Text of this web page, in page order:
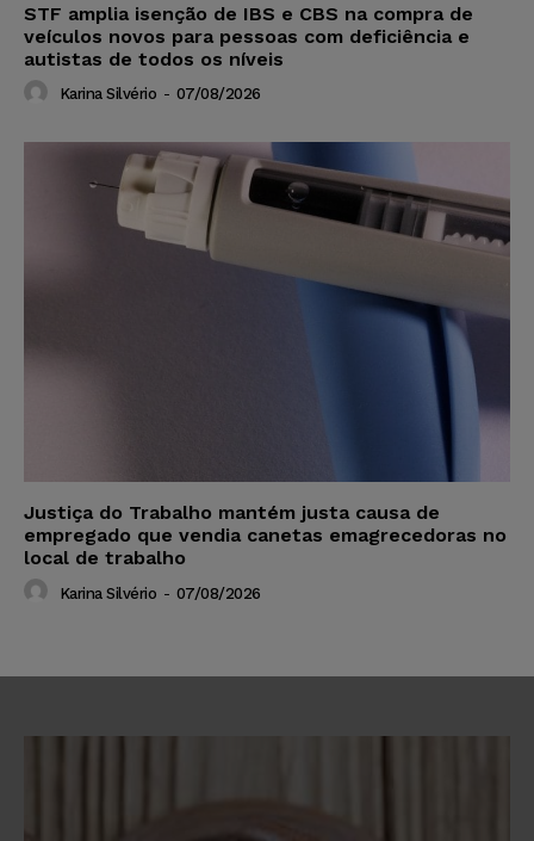
STF amplia isenção de IBS e CBS na compra de
veículos novos para pessoas com deficiência e
autistas de todos os níveis
Karina Silvério - 07/08/2026
Justiça do Trabalho mantém justa causa de
empregado que vendia canetas emagrecedoras no
local de trabalho
Karina Silvério - 07/08/2026